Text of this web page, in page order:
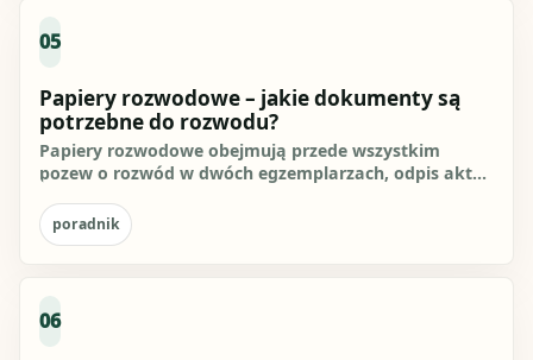
05
Papiery rozwodowe – jakie dokumenty są
potrzebne do rozwodu?
Papiery rozwodowe obejmują przede wszystkim
pozew o rozwód w dwóch egzemplarzach, odpis aktu
poradnik
06